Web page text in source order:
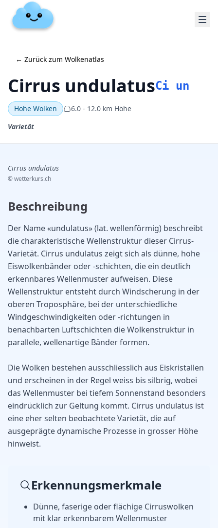
← Zurück zum Wolkenatlas
Cirrus undulatusCi un
Hohe Wolken 6.0 - 12.0 km Höhe
Varietät
Cirrus undulatus
©wetterkurs.ch
Beschreibung
Der Name «undulatus» (lat. wellenförmig) beschreibt
die charakteristische Wellenstruktur dieser Cirrus-
Varietät. Cirrus undulatus zeigt sich als dünne, hohe
Eiswolkenbänder oder -schichten, die ein deutlich
erkennbares Wellenmuster aufweisen. Diese
Wellenstruktur entsteht durch Windscherung in der
oberen Troposphäre, bei der unterschiedliche
Windgeschwindigkeiten oder -richtungen in
benachbarten Luftschichten die Wolkenstruktur in
parallele, wellenartige Bänder formen.
Die Wolken bestehen ausschliesslich aus Eiskristallen
und erscheinen in der Regel weiss bis silbrig, wobei
das Wellenmuster bei tiefem Sonnenstand besonders
eindrücklich zur Geltung kommt. Cirrus undulatus ist
eine eher selten beobachtete Varietät, die auf
ausgeprägte dynamische Prozesse in grosser Höhe
hinweist.
Erkennungsmerkmale
Dünne, faserige oder flächige Cirruswolken
mit klar erkennbarem Wellenmuster